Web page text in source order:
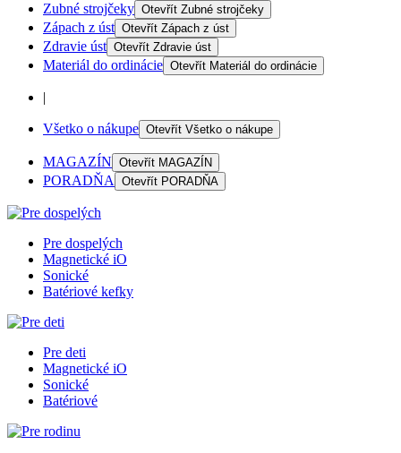
Zubné strojčeky Otevřít Zubné strojčeky
Zápach z úst Otevřít Zápach z úst
Zdravie úst Otevřít Zdravie úst
Materiál do ordinácie Otevřít Materiál do ordinácie
|
Všetko o nákupe Otevřít Všetko o nákupe
MAGAZÍN Otevřít MAGAZÍN
PORADŇA Otevřít PORADŇA
Pre dospelých
Magnetické iO
Sonické
Batériové kefky
Pre deti
Magnetické iO
Sonické
Batériové